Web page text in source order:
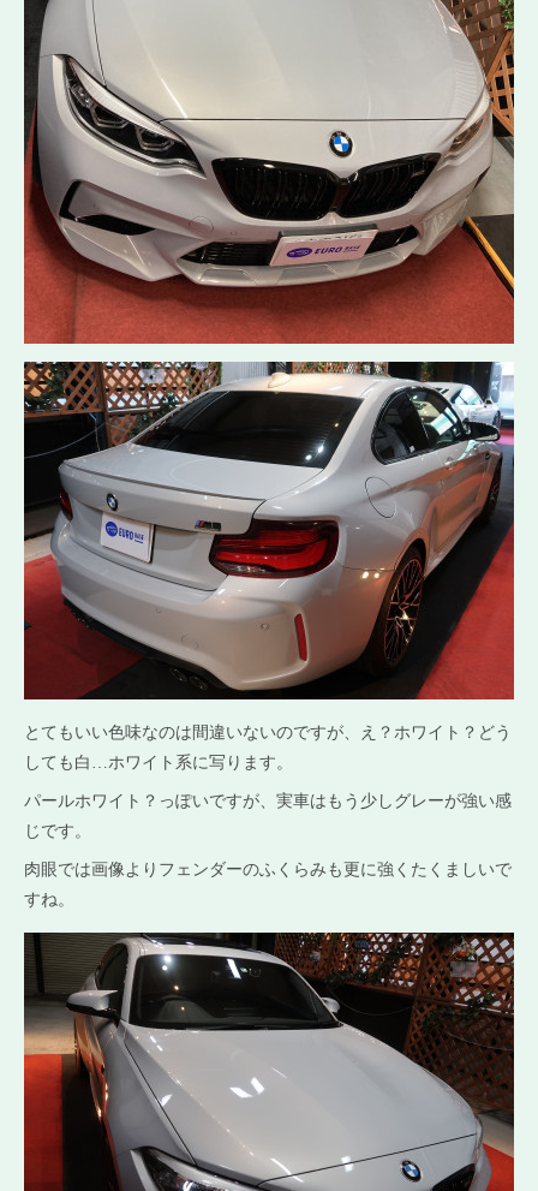
とてもいい色味なのは間違いないのですが、え？ホワイト？どう
しても白…ホワイト系に写ります。
パールホワイト？っぽいですが、実車はもう少しグレーが強い感
じです。
肉眼では画像よりフェンダーのふくらみも更に強くたくましいで
すね。